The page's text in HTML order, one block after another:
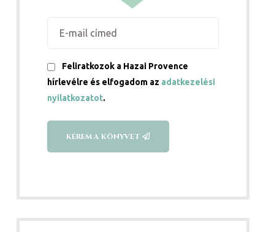
Feliratkozok a Hazai Provence
hírlevélre és elfogadom az adatkezelési
nyilatkozatot.
KÉREM A KÖNYVET